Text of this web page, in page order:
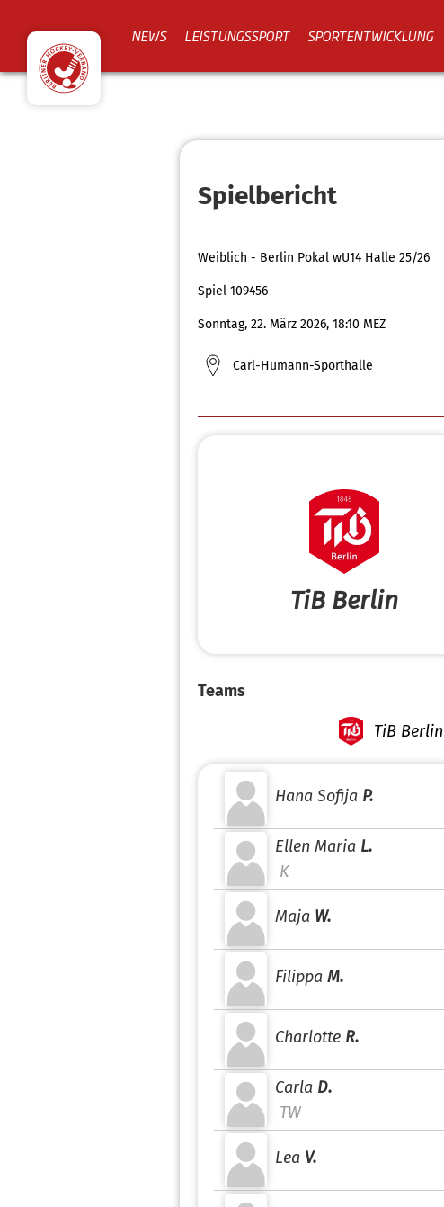
NEWS LEISTUNGSSPORT SPORTENTWICKLUNG
Spielbericht
Weiblich - Berlin Pokal wU14 Halle 25/26
Spiel 109456
Sonntag, 22. März 2026, 18:10 MEZ
Carl-Humann-Sporthalle
TiB Berlin
Teams
TiB Berlin
Hana Sofija P.
Ellen Maria L.
K
Maja W.
Filippa M.
Charlotte R.
Carla D.
TW
Lea V.